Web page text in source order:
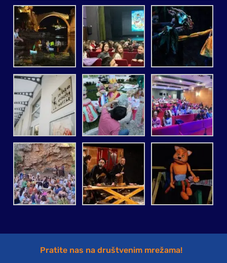
Pratite nas na društvenim mrežama!